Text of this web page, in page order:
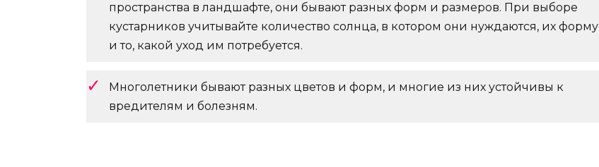
пространства в ландшафте, они бывают разных форм и размеров. При выборе
кустарников учитывайте количество солнца, в котором они нуждаются, их форму
и то, какой уход им потребуется.
Многолетники бывают разных цветов и форм, и многие из них устойчивы к
вредителям и болезням.